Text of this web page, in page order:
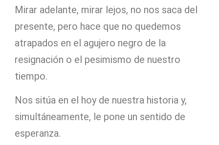
Mirar adelante, mirar lejos, no nos saca del
presente, pero hace que no quedemos
atrapados en el agujero negro de la
resignación o el pesimismo de nuestro
tiempo.
Nos sitúa en el hoy de nuestra historia y,
simultáneamente, le pone un sentido de
esperanza.